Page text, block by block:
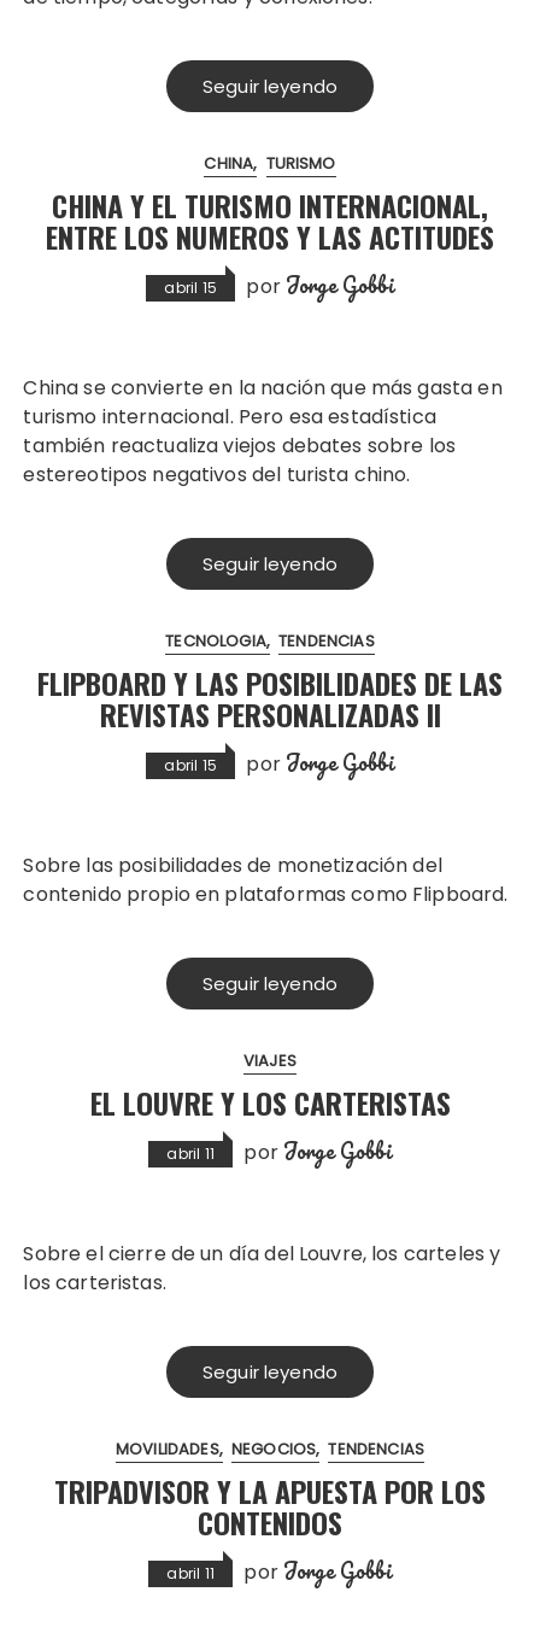
Seguir leyendo
CHINA TURISMO
CHINA Y EL TURISMO INTERNACIONAL,
ENTRE LOS NUMEROS Y LAS ACTITUDES
abril 15 por Jorge Gobbi
China se convierte en la nación que más gasta en
turismo internacional. Pero esa estadística
también reactualiza viejos debates sobre los
estereotipos negativos del turista chino.
Seguir leyendo
TECNOLOGIA TENDENCIAS
FLIPBOARD Y LAS POSIBILIDADES DE LAS
REVISTAS PERSONALIZADAS II
abril 15 por Jorge Gobbi
Sobre las posibilidades de monetización del
contenido propio en plataformas como Flipboard.
Seguir leyendo
VIAJES
EL LOUVRE Y LOS CARTERISTAS
abril 11 por Jorge Gobbi
Sobre el cierre de un día del Louvre, los carteles y
los carteristas.
Seguir leyendo
MOVILIDADES NEGOCIOS TENDENCIAS
TRIPADVISOR Y LA APUESTA POR LOS
CONTENIDOS
abril 11 por Jorge Gobbi